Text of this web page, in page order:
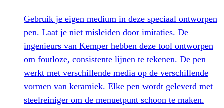
Gebruik je eigen medium in deze speciaal ontworpen
pen. Laat je niet misleiden door imitaties. De
ingenieurs van Kemper hebben deze tool ontworpen
om foutloze, consistente lijnen te tekenen. De pen
werkt met verschillende media op de verschillende
vormen van keramiek. Elke pen wordt geleverd met
steelreiniger om de menuetpunt schoon te maken.